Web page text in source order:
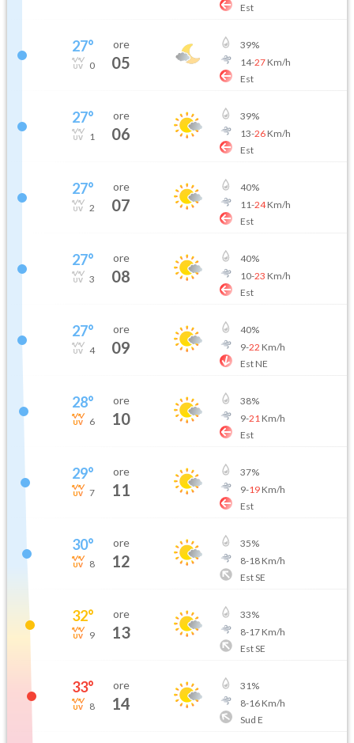
Est
27°
0
ore
05
39%
14-27Km/h
Est
27°
1
ore
06
39%
13-26Km/h
Est
27°
2
ore
07
40%
11-24Km/h
Est
27°
3
ore
08
40%
10-23 Km/h
Est
27°
4
ore
09
40%
9-22 Km/h
Est NE
28°
6
ore
10
38%
9-21 Km/h
Est
29°
7
ore
11
37%
9-19Km/h
Est
30°
8
ore
12
35%
8-18Km/h
Est SE
32°
9
ore
13
33%
8-17Km/h
Est SE
33°
8
ore
14
31%
8-16Km/h
Sud E